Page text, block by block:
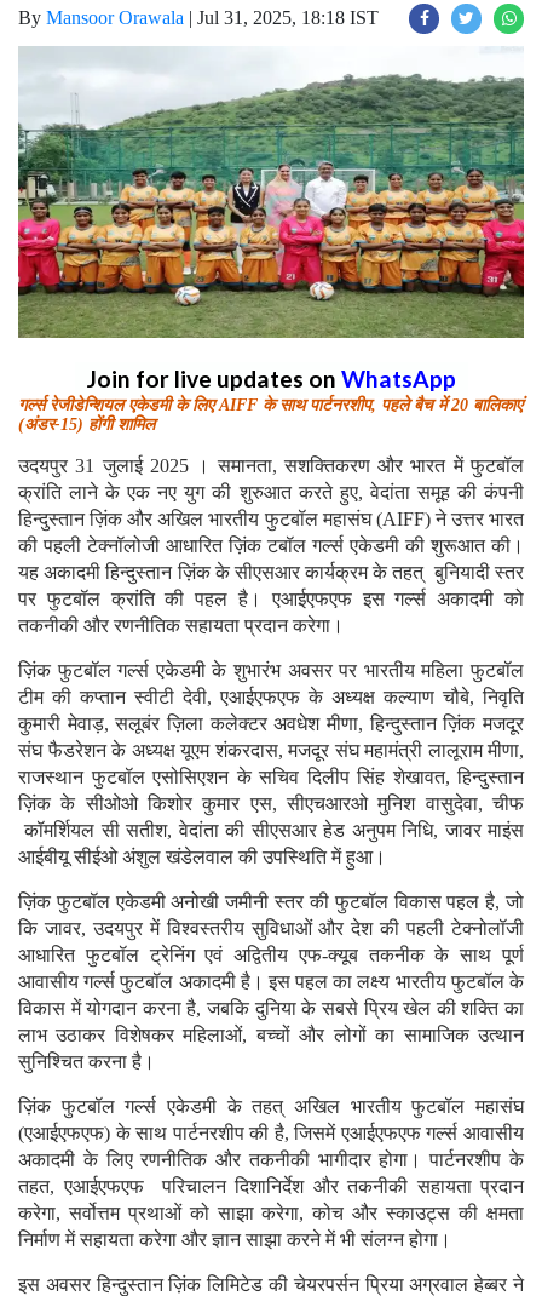
By Mansoor Orawala | Jul 31, 2025, 18:18 IST
Join for live updates on WhatsApp
गर्ल्स रेजीडेन्शियल एकेडमी के लिए AIFF के साथ पार्टनरशीप, पहले बैच में 20 बालिकाएं
(अंडर-15) होंगी शामिल
उदयपुर 31 जुलाई 2025 । समानता, सशक्तिकरण और भारत में फुटबॉल
क्रांति लाने के एक नए युग की शुरुआत करते हुए, वेदांता समूह की कंपनी
हिन्दुस्तान ज़िंक और अखिल भारतीय फुटबॉल महासंघ (AIFF) ने उत्तर भारत
की पहली टेक्नॉलोजी आधारित ज़िंक टबॉल गर्ल्स एकेडमी की शुरूआत की।
यह अकादमी हिन्दुस्तान ज़िंक के सीएसआर कार्यक्रम के तहत् बुनियादी स्तर
पर फुटबॉल क्रांति की पहल है। एआईएफएफ इस गर्ल्स अकादमी को
तकनीकी और रणनीतिक सहायता प्रदान करेगा।
ज़िंक फुटबॉल गर्ल्स एकेडमी के शुभारंभ अवसर पर भारतीय महिला फुटबॉल
टीम की कप्तान स्वीटी देवी, एआईएफएफ के अध्यक्ष कल्याण चौबे, निवृति
कुमारी मेवाड़, सलूबंर ज़िला कलेक्टर अवधेश मीणा, हिन्दुस्तान ज़िंक मजदूर
संघ फैडरेशन के अध्यक्ष यूएम शंकरदास, मजदूर संघ महामंत्री लालूराम मीणा,
राजस्थान फुटबॉल एसोसिएशन के सचिव दिलीप सिंह शेखावत, हिन्दुस्तान
ज़िंक के सीओओ किशोर कुमार एस, सीएचआरओ मुनिश वासुदेवा, चीफ
कॉमर्शियल सी सतीश, वेदांता की सीएसआर हेड अनुपम निधि, जावर माइंस
आईबीयू सीईओ अंशुल खंडेलवाल की उपस्थिति में हुआ।
ज़िंक फुटबॉल एकेडमी अनोखी जमीनी स्तर की फुटबॉल विकास पहल है, जो
कि जावर, उदयपुर में विश्वस्तरीय सुविधाओं और देश की पहली टेक्नोलॉजी
आधारित फुटबॉल ट्रेनिंग एवं अद्वितीय एफ-क्यूब तकनीक के साथ पूर्ण
आवासीय गर्ल्स फुटबॉल अकादमी है। इस पहल का लक्ष्य भारतीय फुटबॉल के
विकास में योगदान करना है, जबकि दुनिया के सबसे प्रिय खेल की शक्ति का
लाभ उठाकर विशेषकर महिलाओं, बच्चों और लोगों का सामाजिक उत्थान
सुनिश्चित करना है।
ज़िंक फुटबॉल गर्ल्स एकेडमी के तहत् अखिल भारतीय फुटबॉल महासंघ
(एआईएफएफ) के साथ पार्टनरशीप की है, जिसमें एआईएफएफ गर्ल्स आवासीय
अकादमी के लिए रणनीतिक और तकनीकी भागीदार होगा। पार्टनरशीप के
तहत, एआईएफएफ परिचालन दिशानिर्देश और तकनीकी सहायता प्रदान
करेगा, सर्वोत्तम प्रथाओं को साझा करेगा, कोच और स्काउट्स की क्षमता
निर्माण में सहायता करेगा और ज्ञान साझा करने में भी संलग्न होगा।
इस अवसर हिन्दुस्तान ज़िंक लिमिटेड की चेयरपर्सन प्रिया अग्रवाल हेब्बर ने